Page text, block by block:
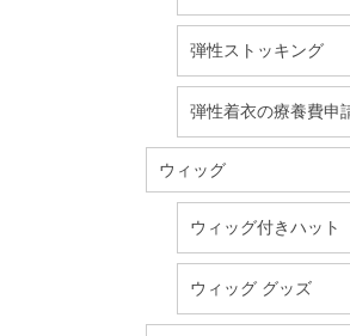
弾性ストッキング
弾性着衣の療養費申
ウィッグ
ウィッグ付きハット
ウィッグ グッズ